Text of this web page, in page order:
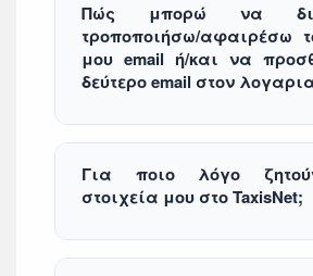
Πώς μπορώ να
τροποποιήσω/αφαιρέσω
μου email ή/και να
δεύτερο email στον
Για ποιο λόγο
στοιχεία μου στο TaxisNet;